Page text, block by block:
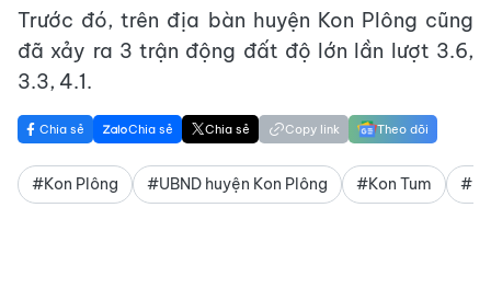
Trước đó, trên địa bàn huyện Kon Plông cũng
đã xảy ra 3 trận động đất độ lớn lần lượt 3.6,
3.3, 4.1.
Chia sẻ Chia sẻ Chia sẻ Copy link Theo dõi
#Kon Plông #UBND huyện Kon Plông #Kon Tum